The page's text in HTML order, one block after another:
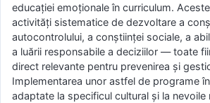
educației emoționale în curriculum.
activități sistematice de dezvoltare a
autocontrolului, a conștiinței sociale, a
a luării responsabile a deciziilor — toate
direct relevante pentru prevenirea și
Implementarea unor astfel de programe
adaptate la specificul cultural și la nevoile